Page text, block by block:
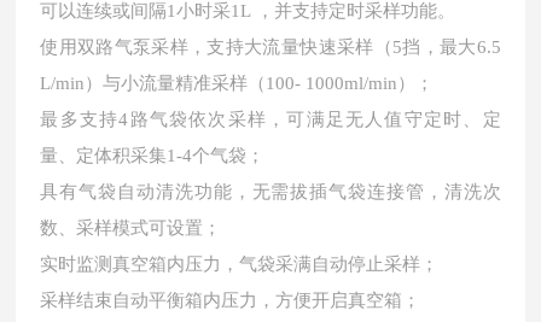
可以连续或间隔1小时采1L ，并支持定时采样功能。
使用双路气泵采样，支持大流量快速采样（5挡，最大6.5
L/min）与小流量精准采样（100- 1000ml/min）；
最多支持4路气袋依次采样，可满足无人值守定时、定
量、定体积采集1-4个气袋；
具有气袋自动清洗功能，无需拔插气袋连接管，清洗次
数、采样模式可设置；
实时监测真空箱内压力，气袋采满自动停止采样；
采样结束自动平衡箱内压力，方便开启真空箱；